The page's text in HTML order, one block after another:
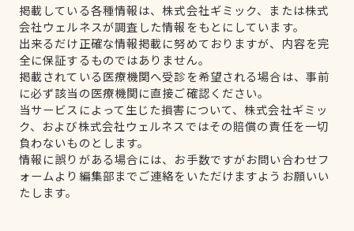
掲載している各種情報は、株式会社ギミック、または株式
会社ウェルネスが調査した情報をもとにしています。
出来るだけ正確な情報掲載に努めておりますが、内容を完
全に保証するものではありません。
掲載されている医療機関へ受診を希望される場合は、事前
に必ず該当の医療機関に直接ご確認ください。
当サービスによって生じた損害について、株式会社ギミッ
ク、および株式会社ウェルネスではその賠償の責任を一切
負わないものとします。
情報に誤りがある場合には、お手数ですがお問い合わせフ
ォームより編集部までご連絡をいただけますようお願いい
たします。